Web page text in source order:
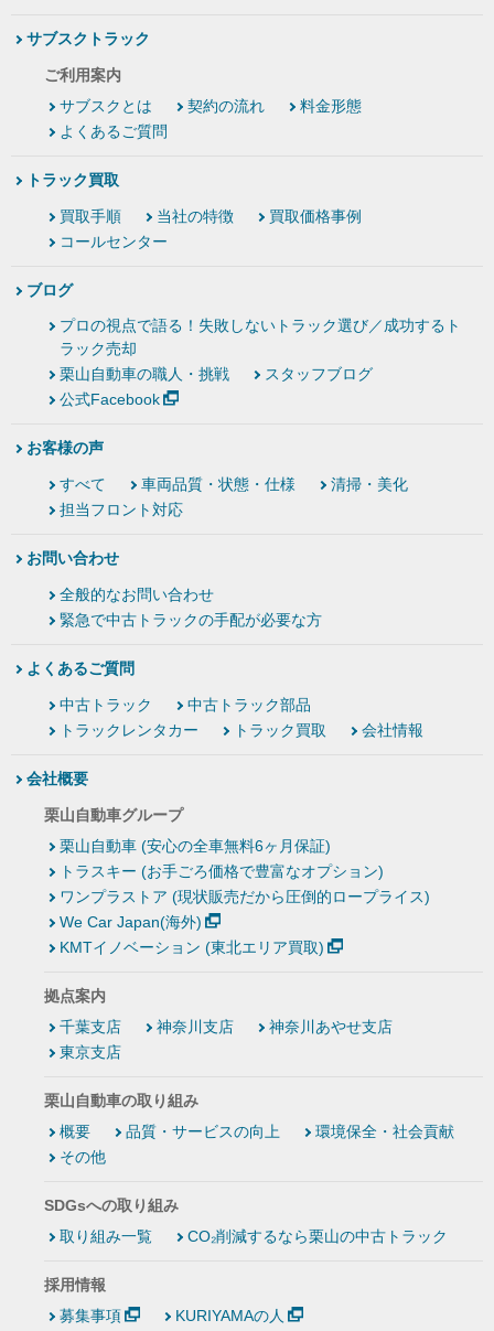
サブスクトラック
ご利用案内
サブスクとは
契約の流れ
料金形態
よくあるご質問
トラック買取
買取手順 当社の特徴
買取価格事例
コールセンター
ブログ
プロの視点で語る！失敗しないトラック選び／成功するト
ラック売却
栗山自動車の職人・挑戦
スタッフブログ
公式Facebook
お客様の声
すべて 車両品質・状態・仕様
清掃・美化
担当フロント対応
お問い合わせ
全般的なお問い合わせ
緊急で中古トラックの手配が必要な方
よくあるご質問
中古トラック
中古トラック部品
トラックレンタカー
トラック買取 会社情報
会社概要
栗山自動車グループ
栗山自動車 (安心の全車無料6ヶ月保証)
トラスキー (お手ごろ価格で豊富なオプション)
ワンプラストア (現状販売だから圧倒的ロープライス)
We Car Japan(海外)
KMTイノベーション (東北エリア買取)
拠点案内
千葉支店
神奈川支店
神奈川あやせ支店
東京支店
栗山自動車の取り組み
概要
品質・サービスの向上
環境保全・社会貢献
その他
SDGsへの取り組み
取り組み一覧
CO₂削減するなら栗山の中古トラック
採用情報
募集事項
KURIYAMAの人